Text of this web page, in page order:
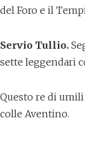
del Foro e il
Servio Tullio.
sette leggendari
Questo re di
colle Aventino.